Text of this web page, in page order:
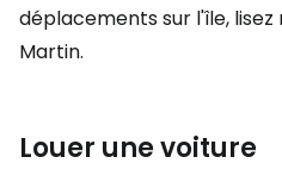
déplacements sur l'île,
Martin.
Louer une voiture